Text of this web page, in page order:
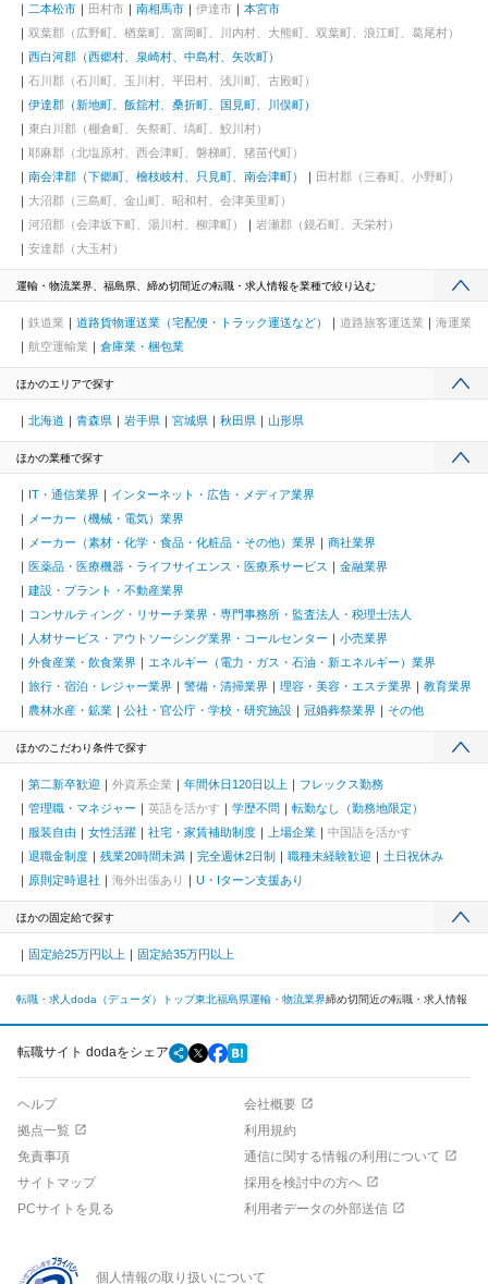
二本松市
田村市 南相馬市 伊達市
本宮市
双葉郡（広野町、楢葉町、富岡町、川内村、大熊町、双葉町、浪江町、葛尾村）
西白河郡（西郷村、泉崎村、中島村、矢吹町）
石川郡（石川町、玉川村、平田村、浅川町、古殿町）
伊達郡（新地町、飯舘村、桑折町、国見町、川俣町）
東白川郡（棚倉町、矢祭町、塙町、鮫川村）
耶麻郡（北塩原村、西会津町、磐梯町、猪苗代町）
南会津郡（下郷町、檜枝岐村、只見町、南会津町）
田村郡（三春町、小野町）
大沼郡（三島町、金山町、昭和村、会津美里町）
河沼郡（会津坂下町、湯川村、柳津町）
岩瀬郡（鏡石町、天栄村）
安達郡（大玉村）
運輸・物流業界、福島県、締め切間近の転職・求人情報を業種で絞り込む
鉄道業 道路貨物運送業（宅配便・トラック運送など） 道路旅客運送業
海運業
航空運輸業
倉庫業・梱包業
ほかのエリアで探す
北海道 青森県 岩手県 宮城県 秋田県 山形県
ほかの業種で探す
IT・通信業界
インターネット・広告・メディア業界
メーカー（機械・電気）業界
メーカー（素材・化学・食品・化粧品・その他）業界
商社業界
医薬品・医療機器・ライフサイエンス・医療系サービス
金融業界
建設・プラント・不動産業界
コンサルティング・リサーチ業界・専門事務所・監査法人・税理士法人
人材サービス・アウトソーシング業界・コールセンター
小売業界
外食産業・飲食業界
エネルギー（電力・ガス・石油・新エネルギー）業界
旅行・宿泊・レジャー業界
警備・清掃業界 理容・美容・エステ業界
教育業界
農林水産・鉱業
公社・官公庁・学校・研究施設 冠婚葬祭業界 その他
ほかのこだわり条件で探す
第二新卒歓迎 外資系企業 年間休日120日以上
フレックス勤務
管理職・マネジャー
英語を活かす 学歴不問
転勤なし（勤務地限定）
服装自由
女性活躍 社宅・家賃補助制度 上場企業
中国語を活かす
退職金制度
残業20時間未満 完全週休2日制 職種未経験歓迎
土日祝休み
原則定時退社
海外出張あり U・Iターン支援あり
ほかの固定給で探す
固定給25万円以上 固定給35万円以上
転職・求人doda（デューダ）トップ東北福島県運輸・物流業界締め切間近の転職・求人情報
転職サイト dodaをシェア
ヘルプ
会社概要
拠点一覧
利用規約
免責事項
通信に関する情報の利用について
サイトマップ
採用を検討中の方へ
PCサイトを見る
利用者データの外部送信
個人情報の取り扱いについて